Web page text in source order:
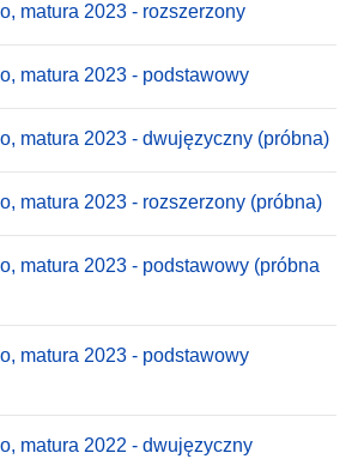
matura 2023 - rozszerzony
matura 2023 - podstawowy
matura 2023 - dwujęzyczny (próbna)
matura 2023 - rozszerzony (próbna)
matura 2023 - podstawowy (próbna
matura 2023 - podstawowy
matura 2022 - dwujęzyczny